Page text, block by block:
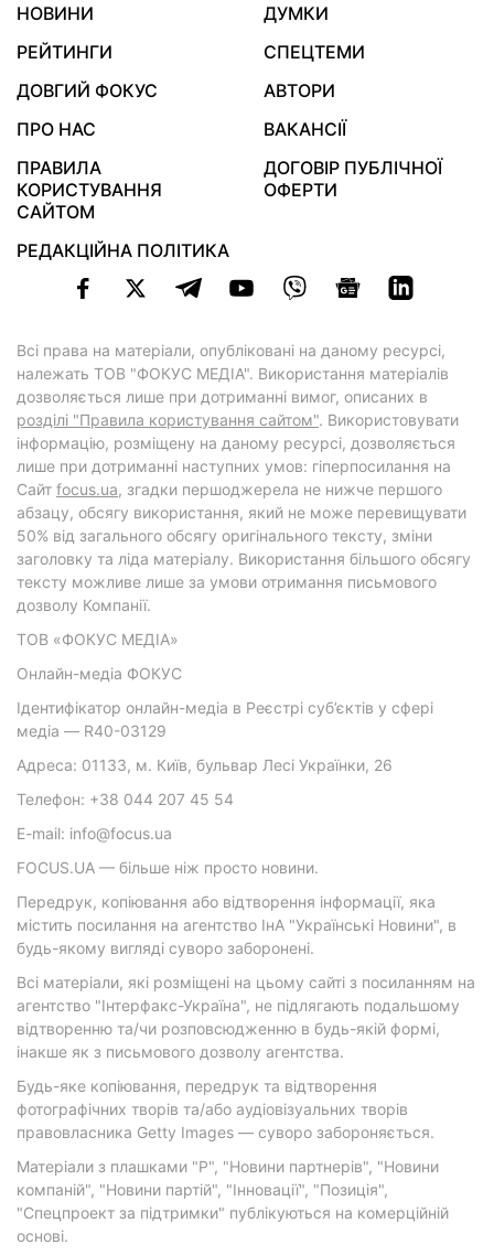
НОВИНИ
ДУМКИ
РЕЙТИНГИ
СПЕЦТЕМИ
ДОВГИЙ ФОКУС
АВТОРИ
ПРО НАС
ВАКАНСІЇ
ПРАВИЛА
КОРИСТУВАННЯ
САЙТОМ
ДОГОВІР ПУБЛІЧНОЇ
ОФЕРТИ
РЕДАКЦІЙНА ПОЛІТИКА
Всі права на матеріали, опубліковані на даному ресурсі,
належать ТОВ "ФОКУС МЕДІА". Використання матеріалів
дозволяється лише при дотриманні вимог, описаних в
розділі "Правила користування сайтом". Використовувати
інформацію, розміщену на даному ресурсі, дозволяється
лише при дотриманні наступних умов: гіперпосилання на
Cайт focus.ua, згадки першоджерела не нижче першого
абзацу, обсягу використання, який не може перевищувати
50% від загального обсягу оригінального тексту, зміни
заголовку та ліда матеріалу. Використання більшого обсягу
тексту можливе лише за умови отримання письмового
дозволу Компанії.
ТОВ «ФОКУС МЕДІА»
Онлайн-медіа ФОКУС
Ідентифікатор онлайн-медіа в Реєстрі суб’єктів у сфері
медіа — R40-03129
Адреса: 01133, м. Київ, бульвар Лесі Українки, 26
Телефон: +38 044 207 45 54
E-mail: info@focus.ua
FOCUS.UA — більше ніж просто новини.
Передрук, копіювання або відтворення інформації, яка
містить посилання на агентство ІнА "Українські Новини", в
будь-якому вигляді суворо заборонені.
Всі матеріали, які розміщені на цьому сайті з посиланням на
агентство "Інтерфакс-Україна", не підлягають подальшому
відтворенню та/чи розповсюдженню в будь-якій формі,
інакше як з письмового дозволу агентства.
Будь-яке копіювання, передрук та відтворення
фотографічних творів та/або аудіовізуальних творів
правовласника Getty Images — суворо забороняється.
Матеріали з плашками "Р", "Новини партнерів", "Новини
компаній", "Новини партій", "Інновації", "Позиція",
"Спецпроект за підтримки" публікуються на комерційній
основі.